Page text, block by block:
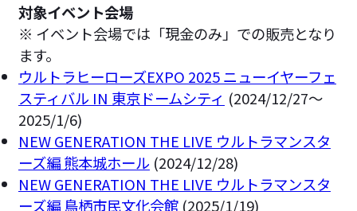
対象イベント会場
※ イベント会場では「現金のみ」での販売となり
ます。
ウルトラヒーローズEXPO 2025 ニューイヤーフェ
スティバル IN 東京ドームシティ (2024/12/27～
2025/1/6)
NEW GENERATION THE LIVE ウルトラマンスタ
ーズ編 熊本城ホール (2024/12/28)
NEW GENERATION THE LIVE ウルトラマンスタ
ーズ編 鳥栖市民文化会館(2025/1/19)